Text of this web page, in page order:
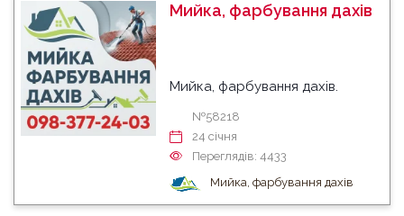
Мийка, фарбування дахів
Мийка, фарбування дахів.
№58218
24 cічня
Переглядів: 4433
Мийка, фарбування дахів